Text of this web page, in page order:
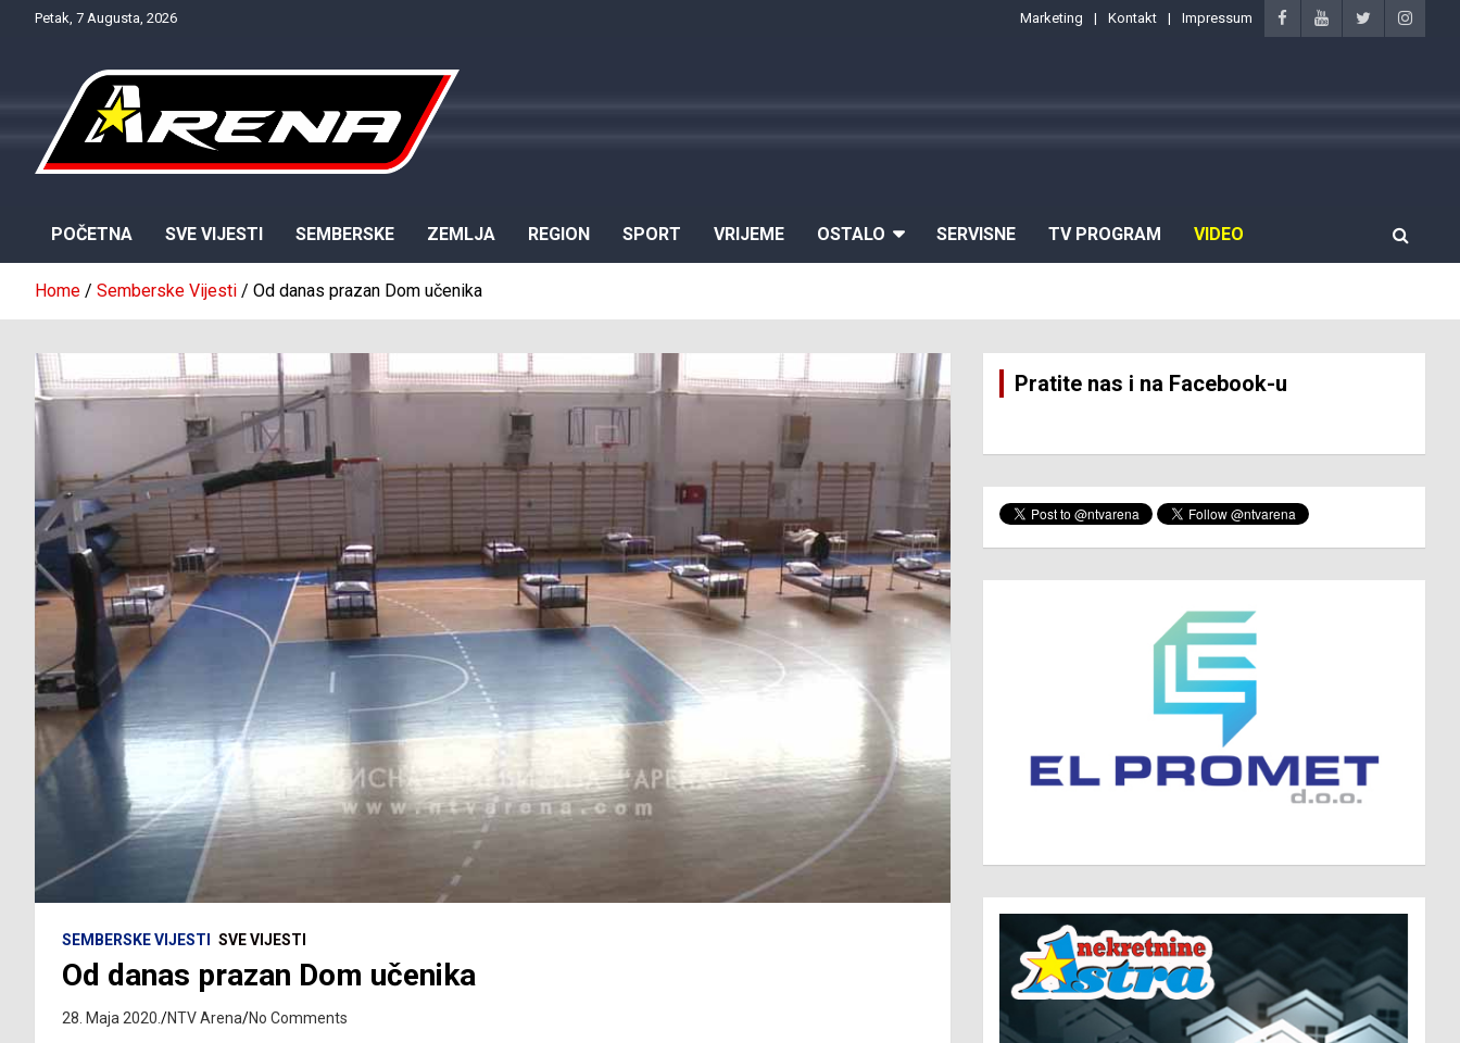
Petak, 7 Augusta, 2026 Marketing Kontakt Impressum
POČETNA SVE VIJESTI SEMBERSKE ZEMLJA REGION SPORT VRIJEME OSTALO SERVISNE TV PROGRAM VIDEO
Home Semberske Vijesti Od danas prazan Dom učenika
SEMBERSKE VIJESTI SVE VIJESTI
Od danas prazan Dom učenika
28. Maja 2020. NTV Arena No Comments
Pratite nas i na Facebook-u